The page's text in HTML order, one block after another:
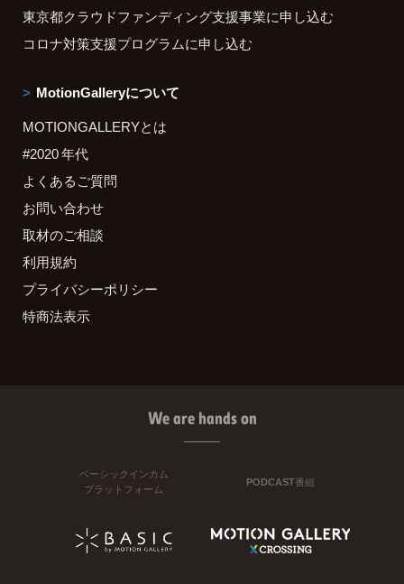
東京都クラウドファンディング支援事業に申し込む
コロナ対策支援プログラムに申し込む
MotionGalleryについて
MOTIONGALLERYとは
#2020 年代
よくあるご質問
お問い合わせ
取材のご相談
利用規約
プライバシーポリシー
特商法表示
We are hands on
ベーシックインカム
プラットフォーム
PODCAST番組